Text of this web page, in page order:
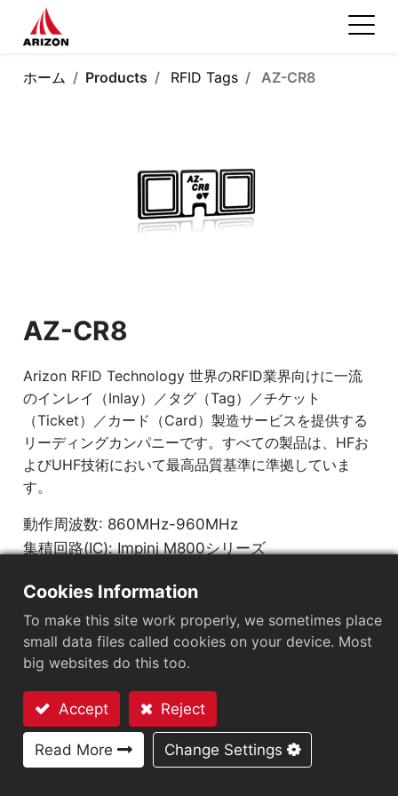
ホーム Products RFID Tags AZ-CR8
AZ-CR8
Arizon RFID Technology 世界のRFID業界向けに一流
のインレイ（Inlay）／タグ（Tag）／チケット
（Ticket）／カード（Card）製造サービスを提供する
リーディングカンパニーです。すべての製品は、HFお
よびUHF技術において最高品質基準に準拠していま
す。
動作周波数: 860MHz-960MHz
集積回路(IC): Impinj M800シリーズ
18000-63
市場セグメント：小売
アンテナサイズ（mm）：22x8
EPCメモリ：128 bits/96 bits
お問い合わせ
Cookies Information
To make this site work properly, we sometimes place
small data files called cookies on your device. Most
big websites do this too.
Accept Reject
Read More Change Settings